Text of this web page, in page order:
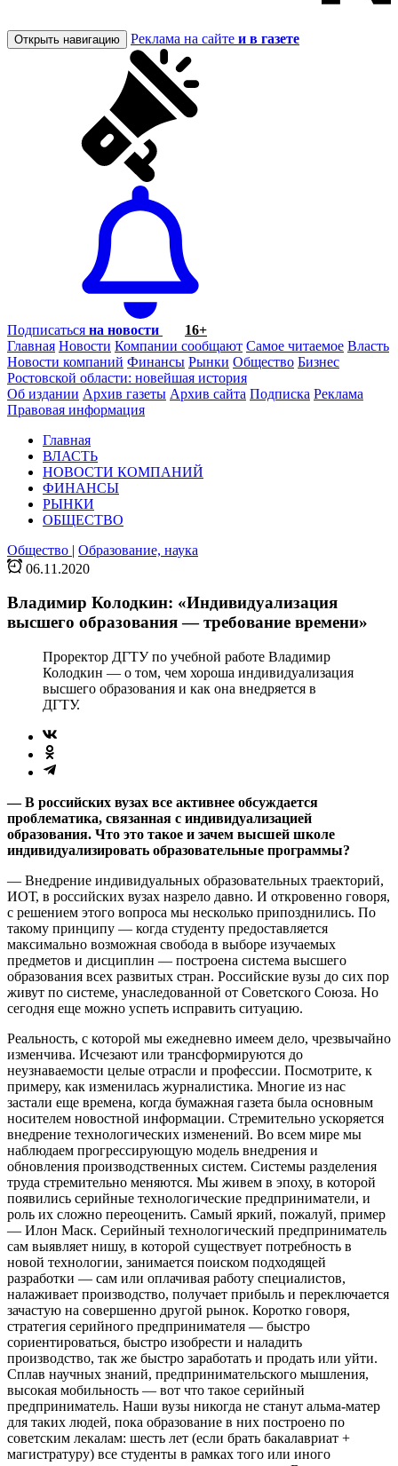
Открыть навигацию Реклама на сайте и в газете
Подписаться на новости
16+
Главная Новости Компании сообщают Самое читаемое Власть
Новости компаний Финансы Рынки Общество Бизнес
Ростовской области: новейшая история
Об издании Архив газеты Архив сайта Подписка Реклама
Правовая информация
Главная
ВЛАСТЬ
НОВОСТИ КОМПАНИЙ
ФИНАНСЫ
РЫНКИ
ОБЩЕСТВО
Общество | Образование, наука
06.11.2020
Владимир Колодкин: «Индивидуализация
высшего образования — требование времени»
Проректор ДГТУ по учебной работе Владимир
Колодкин — о том, чем хороша индивидуализация
высшего образования и как она внедряется в
ДГТУ.
— В российских вузах все активнее обсуждается
проблематика, связанная с индивидуализацией
образования. Что это такое и зачем высшей школе
индивидуализировать образовательные программы?
— Внедрение индивидуальных образовательных траекторий,
ИОТ, в российских вузах назрело давно. И откровенно говоря,
с решением этого вопроса мы несколько припозднились. По
такому принципу — когда студенту предоставляется
максимально возможная свобода в выборе изучаемых
предметов и дисциплин — построена система высшего
образования всех развитых стран. Российские вузы до сих пор
живут по системе, унаследованной от Советского Союза. Но
сегодня еще можно успеть исправить ситуацию.
Реальность, с которой мы ежедневно имеем дело, чрезвычайно
изменчива. Исчезают или трансформируются до
неузнаваемости целые отрасли и профессии. Посмотрите, к
примеру, как изменилась журналистика. Многие из нас
застали еще времена, когда бумажная газета была основным
носителем новостной информации. Стремительно ускоряется
внедрение технологических изменений. Во всем мире мы
наблюдаем прогрессирующую модель внедрения и
обновления производственных систем. Системы разделения
труда стремительно меняются. Мы живем в эпоху, в которой
появились серийные технологические предприниматели, и
роль их сложно переоценить. Самый яркий, пожалуй, пример
— Илон Маск. Серийный технологический предприниматель
сам выявляет нишу, в которой существует потребность в
новой технологии, занимается поиском подходящей
разработки — сам или оплачивая работу специалистов,
налаживает производство, получает прибыль и переключается
зачастую на совершенно другой рынок. Коротко говоря,
стратегия серийного предпринимателя — быстро
сориентироваться, быстро изобрести и наладить
производство, так же быстро заработать и продать или уйти.
Сплав научных знаний, предпринимательского мышления,
высокая мобильность — вот что такое серийный
предприниматель. Наши вузы никогда не станут альма-матер
для таких людей, пока образование в них построено по
советским лекалам: шесть лет (если брать бакалавриат +
магистратуру) все студенты в рамках того или иного